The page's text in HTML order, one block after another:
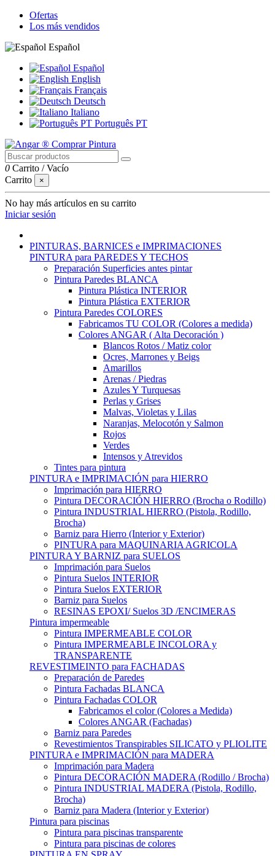
Ofertas
Los más vendidos
Español
Español
English
Français
Deutsch
Italiano
Português PT
0 Carrito /Vacío
Carrito
×
No hay más artículos en su carrito
Iniciar sesión
PINTURAS, BARNICES e IMPRIMACIONES
PINTURA para PAREDES Y TECHOS
Preparación Superficies antes pintar
Pintura Paredes BLANCA
Pintura Plástica INTERIOR
Pintura Plástica EXTERIOR
Pintura Paredes COLORES
Fabricamos TU COLOR (Colores a medida)
Colores ANGAR ( Alta Decoración )
Blancos Rotos / Matiz color
Ocres, Marrones y Beigs
Amarillos
Arenas / Piedras
Azules Y Turquesas
Perlas y Grises
Malvas, Violetas y Lilas
Naranjas, Melocotón y Salmon
Rojos
Verdes
Intensos y Atrevidos
Tintes para pintura
PINTURA e IMPRIMACIÓN para HIERRO
Imprimación para HIERRO
Pintura DECORACIÓN HIERRO (Brocha o Rodillo)
Pintura INDUSTRIAL HIERRO (Pistola, Rodillo,
Brocha)
Barniz para Hierro (Interior y Exterior)
PINTURA para MAQUINARIA AGRICOLA
PINTURA Y BARNIZ para SUELOS
Imprimación para Suelos
Pintura Suelos INTERIOR
Pintura Suelos EXTERIOR
Barniz para Suelos
RESINAS EPOXI/ Suelos 3D /ENCIMERAS
Pintura impermeable
Pintura IMPERMEABLE COLOR
Pintura IMPERMEABLE INCOLORA y
TRANSPARENTE
REVESTIMEINTO para FACHADAS
Preparación de Paredes
Pintura Fachadas BLANCA
Pintura Fachadas COLOR
Fabricamos el color (Colores a Medida)
Colores ANGAR (Fachadas)
Barniz para Paredes
Revestimientos Transpirables SILICATO y PLIOLITE
PINTURA e IMPRIMACIÓN para MADERA
Imprimación para Madera
Pintura DECORACIÓN MADERA (Rodillo / Brocha)
Pintura INDUSTRIAL MADERA (Pistola, Rodillo,
Brocha)
Barniz para Madera (Interior y Exterior)
Pintura para piscinas
Pintura para piscinas transparente
Pintura para piscinas de colores